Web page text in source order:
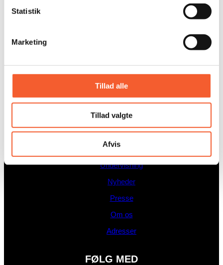
Statistik
Marketing
Tillad alle
Tillad valgte
Afvis
museum@oesm.dk
Undervisning
Nyheder
Adresser
Undervisning
Nyheder
Presse
Om os
Adresser
FØLG MED